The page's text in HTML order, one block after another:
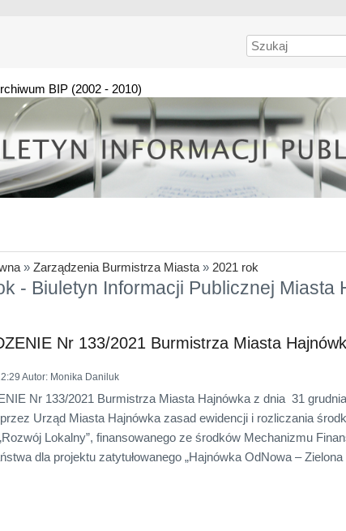
Szukaj
BIP (2002 - 2010)
» Zarządzenia Burmistrza Miasta » 2021 rok
- Biuletyn Informacji Publicznej Miasta
Nr 133/2021 Burmistrza Miasta
Autor: Monika Daniluk
Nr 133/2021 Burmistrza Miasta Hajnówka z dnia 31
Urząd Miasta Hajnówka zasad ewidencji i rozliczania
Lokalny”, finansowanego ze środków Mechanizmu
dla projektu zatytułowanego „Hajnówka OdNowa –